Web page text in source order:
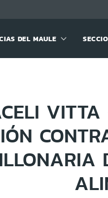
DEL MAULE
VITTA